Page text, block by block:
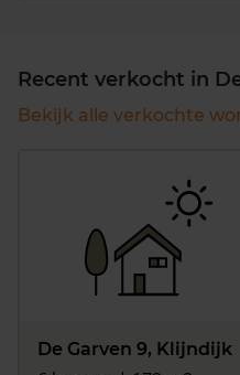
Recent verkocht in
Bekijk alle verkochte
De Garven 9, Klijndijk